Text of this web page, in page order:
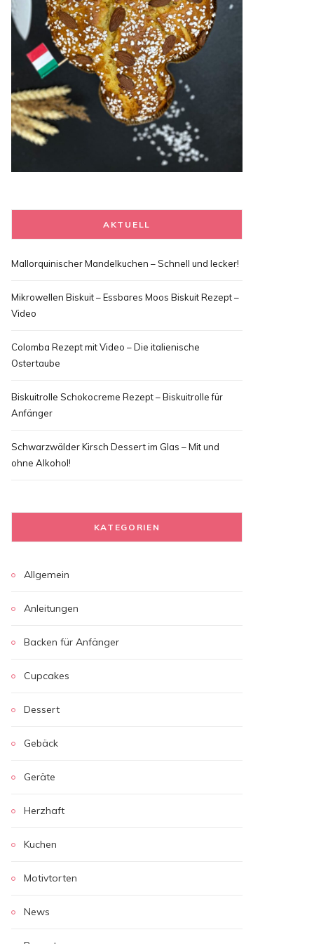
AKTUELL
Mallorquinischer Mandelkuchen – Schnell und lecker!
Mikrowellen Biskuit – Essbares Moos Biskuit Rezept –
Video
Colomba Rezept mit Video – Die italienische
Ostertaube
Biskuitrolle Schokocreme Rezept – Biskuitrolle für
Anfänger
Schwarzwälder Kirsch Dessert im Glas – Mit und
ohne Alkohol!
KATEGORIEN
Allgemein
Anleitungen
Backen für Anfänger
Cupcakes
Dessert
Gebäck
Geräte
Herzhaft
Kuchen
Motivtorten
News